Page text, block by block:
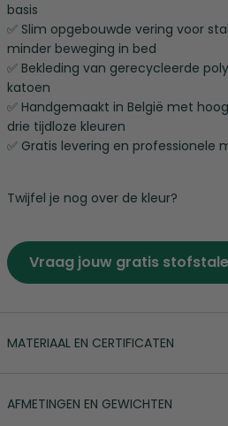
basis
✅ Slim opgebouwde vering voor
minder beweging in bed
✅ Bekleding van gerecycleerde
katoen
✅ Handgemaakt in België met
drie tijdloze kleuren
✅ Gratis levering en professionele
Twijfel je nog over de kleur?
Vraag jouw gratis
MATERIAAL EN CERTIFICATEN
AFMETINGEN EN GEWICHTEN